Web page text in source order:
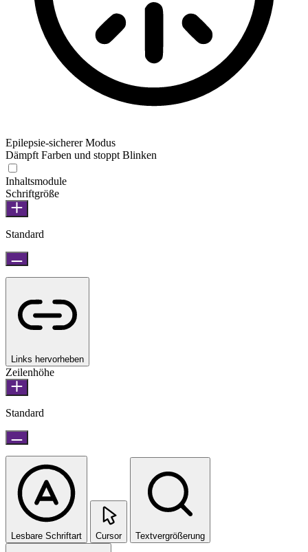
Epilepsie-sicherer Modus
Dämpft Farben und stoppt Blinken
Inhaltsmodule
Schriftgröße
Standard
Links hervorheben
Zeilenhöhe
Standard
Lesbare Schriftart Cursor Textvergrößerung